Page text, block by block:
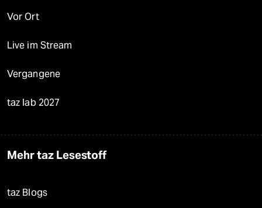
Vor Ort
Live im Stream
Vergangene
taz lab 2027
Mehr taz Lesestoff
taz Blogs